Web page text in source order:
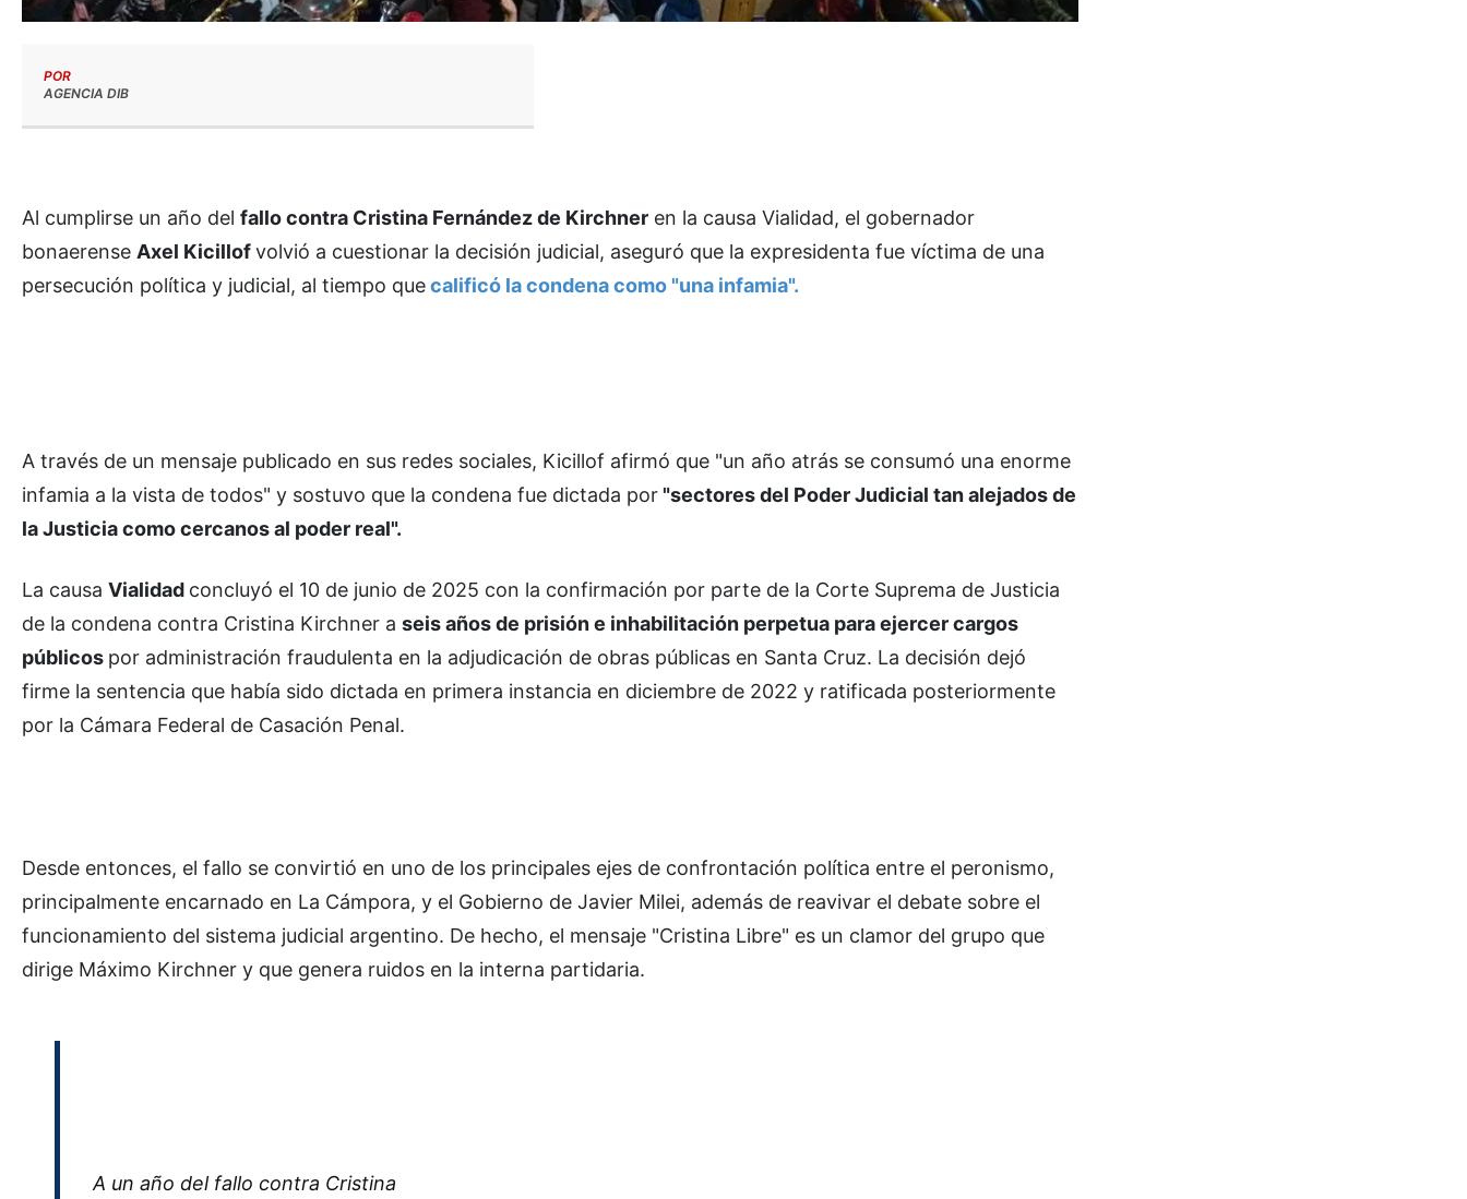
POR
AGENCIA DIB
Al cumplirse un año del fallo contra Cristina Fernández de Kirchner en la causa Vialidad, el gobernador
bonaerense Axel Kicillofvolvió a cuestionar la decisión judicial, aseguró que la expresidenta fue víctima de una
persecución política y judicial, al tiempo quecalificó la condena como "una infamia".
A través de un mensaje publicado en sus redes sociales, Kicillof afirmó que "un año atrás se consumó una enorme
infamia a la vista de todos" y sostuvo que la condena fue dictada por"sectores del Poder Judicial tan alejados de
la Justicia como cercanos al poder real".
La causa Vialidad concluyó el 10 de junio de 2025 con la confirmación por parte de la Corte Suprema de Justicia
de la condena contra Cristina Kirchner a seis años de prisión e inhabilitación perpetua para ejercer cargos
públicos por administración fraudulenta en la adjudicación de obras públicas en Santa Cruz. La decisión dejó
firme la sentencia que había sido dictada en primera instancia en diciembre de 2022 y ratificada posteriormente
por la Cámara Federal de Casación Penal.
Desde entonces, el fallo se convirtió en uno de los principales ejes de confrontación política entre el peronismo,
principalmente encarnado en La Cámpora, y el Gobierno de Javier Milei, además de reavivar el debate sobre el
funcionamiento del sistema judicial argentino. De hecho, el mensaje "Cristina Libre" es un clamor del grupo que
dirige Máximo Kirchner y que genera ruidos en la interna partidaria.
A un año del fallo contra Cristina